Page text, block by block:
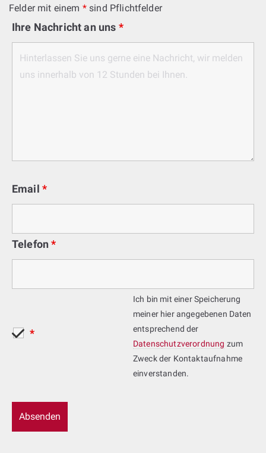
Felder mit einem *sind Pflichtfelder
Ihre Nachricht an uns *
Email *
Telefon*
*
Ich bin mit einer Speicherung
meiner hier angegebenen Daten
entsprechend der
Datenschutzverordnung zum
Zweck der Kontaktaufnahme
einverstanden.